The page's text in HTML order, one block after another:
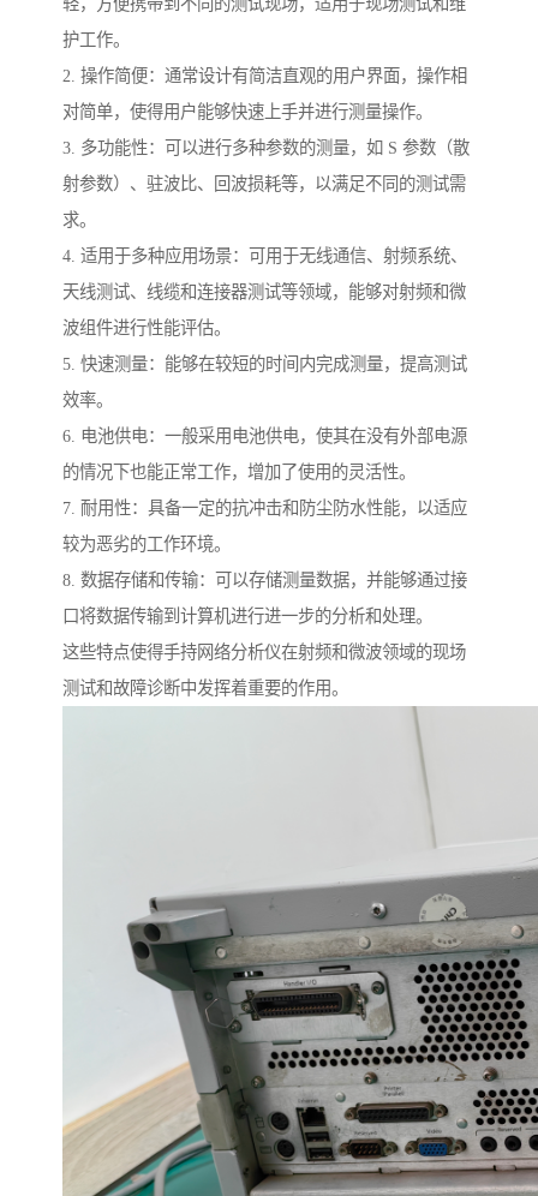
护工作。
2. 操作简便：通常设计有简洁直观的用户界面，操作相
对简单，使得用户能够快速上手并进行测量操作。
3. 多功能性：可以进行多种参数的测量，如 S 参数（散
射参数）、驻波比、回波损耗等，以满足不同的测试需
求。
4. 适用于多种应用场景：可用于无线通信、射频系统、
天线测试、线缆和连接器测试等领域，能够对射频和微
波组件进行性能评估。
5. 快速测量：能够在较短的时间内完成测量，提高测试
效率。
6. 电池供电：一般采用电池供电，使其在没有外部电源
的情况下也能正常工作，增加了使用的灵活性。
7. 耐用性：具备一定的抗冲击和防尘防水性能，以适应
较为恶劣的工作环境。
8. 数据存储和传输：可以存储测量数据，并能够通过接
口将数据传输到计算机进行进一步的分析和处理。
这些特点使得手持网络分析仪在射频和微波领域的现场
测试和故障诊断中发挥着重要的作用。